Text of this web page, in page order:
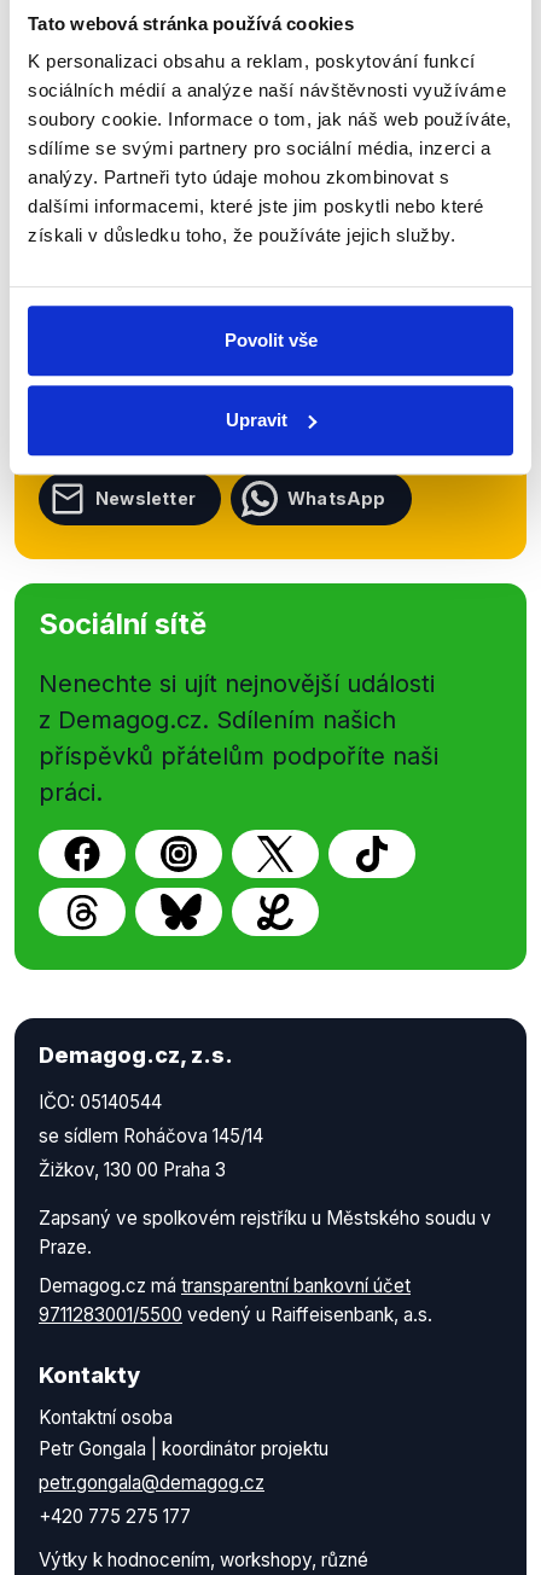
Tato webová stránka používá cookies
K personalizaci obsahu a reklam, poskytování funkcí
sociálních médií a analýze naší návštěvnosti využíváme
soubory cookie. Informace o tom, jak náš web používáte,
sdílíme se svými partnery pro sociální média, inzerci a
analýzy. Partneři tyto údaje mohou zkombinovat s
dalšími informacemi, které jste jim poskytli nebo které
získali v důsledku toho, že používáte jejich služby.
Povolit vše
Upravit
Zůstaňme v kontaktu
Přihlaste se k odběru našeho
newsletteru nebowhatsappového
kanálu, kde pravidelně přinášíme
přehled o tom, jaké dezinformace a
nepravdy se zrovna v Česku šíří.
Newsletter WhatsApp
Sociální sítě
Nenechte si ujít nejnovější události
z Demagog.cz. Sdílením našich
příspěvků přátelům podpoříte naši
práci.
Demagog.cz, z.s.
IČO: 05140544
se sídlem Roháčova 145/14
Žižkov, 130 00 Praha 3
Zapsaný ve spolkovém rejstříku u Městského soudu v
Praze.
Demagog.cz má transparentní bankovní účet
9711283001/5500 vedený u Raiffeisenbank, a.s.
Kontakty
Kontaktní osoba
Petr Gongala | koordinátor projektu
petr.gongala@demagog.cz
+420 775 275 177
Výtky k hodnocením, workshopy, různé